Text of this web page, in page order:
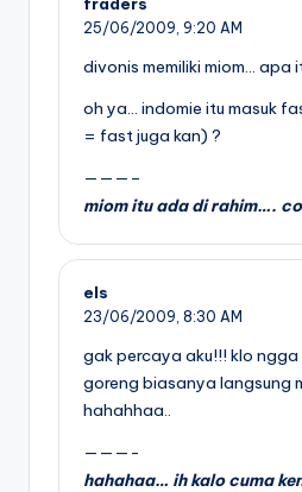
25/06/2009, 9:20 AM
divonis memiliki miom… apa
oh ya… indomie itu masuk
= fast juga kan) ?
———–
miom itu ada di rahim….
els
23/06/2009, 8:30 AM
gak percaya aku!!! klo
goreng biasanya langsung
hahahhaa..
———-
hahahaa… ih kalo cuma